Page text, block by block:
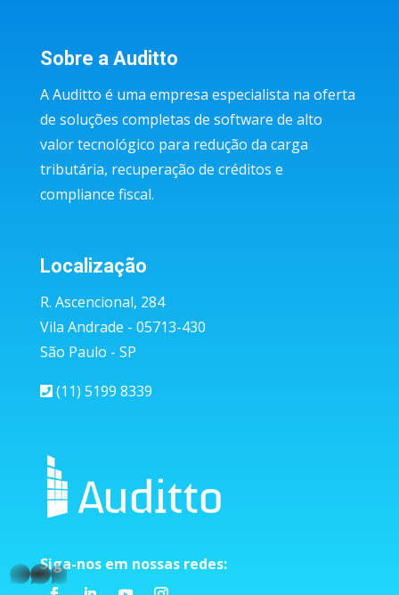
Sobre a Auditto
A Auditto é uma empresa especialista na oferta
de soluções completas de software de alto
valor tecnológico para redução da carga
tributária, recuperação de créditos e
compliance fiscal.
Localização
R. Ascencional, 284
Vila Andrade - 05713-430
São Paulo - SP
(11) 5199 8339
Siga-nos em nossas redes:
whatsapp